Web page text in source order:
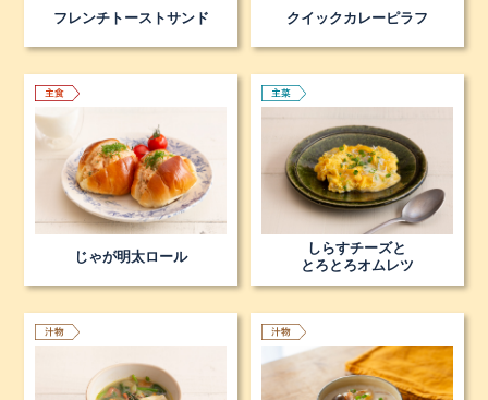
フレンチトーストサンド クイックカレーピラフ
じゃが明太ロール
しらすチーズと
とろとろオムレツ